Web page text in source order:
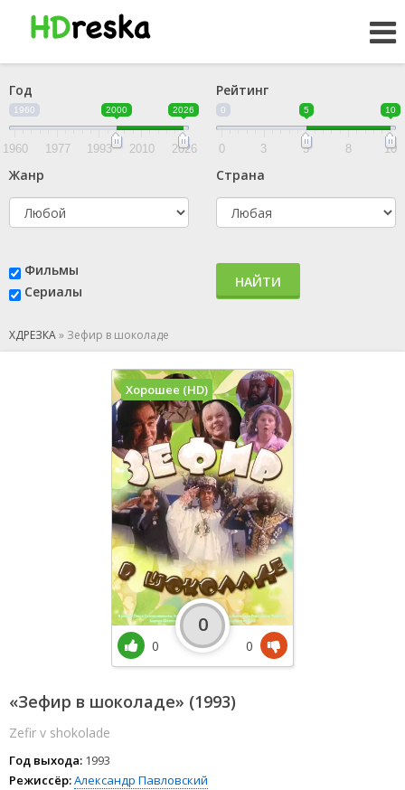
Год
1960 2000 2026
1960 1977 1993 2010 2026
Рейтинг
0 5 10
0 3 5 8 10
Жанр Страна
Фильмы
Сериалы
НАЙТИ
ХДРЕЗКА» Зефир в шоколаде
«Зефир в шоколаде» (1993)
Zefir v shokolade
Год выхода: 1993
Режиссёр:Александр Павловский
Хорошее (HD)
0
0
0